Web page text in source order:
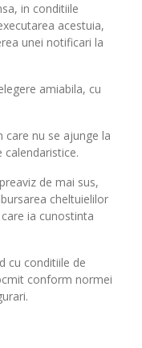
in conditiile
acestuia,
unei notificari la
amiabila, cu
nu se ajunge la
calendaristice.
de mai sus,
cheltuielilor
ia cunostinta
cu conditiile de
conform normei